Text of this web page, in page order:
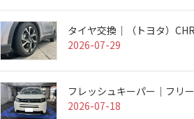
タイヤ交換｜（トヨタ）CHR
2026-07-29
フレッシュキーパー｜フリ
2026-07-18